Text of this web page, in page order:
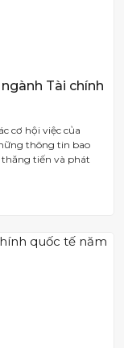
Tài chính
cơ hội việc của
thông tin bao
tiến và phát